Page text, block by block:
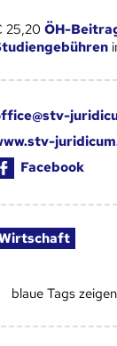
25,20 ÖH-
Facebook
blaue Tags